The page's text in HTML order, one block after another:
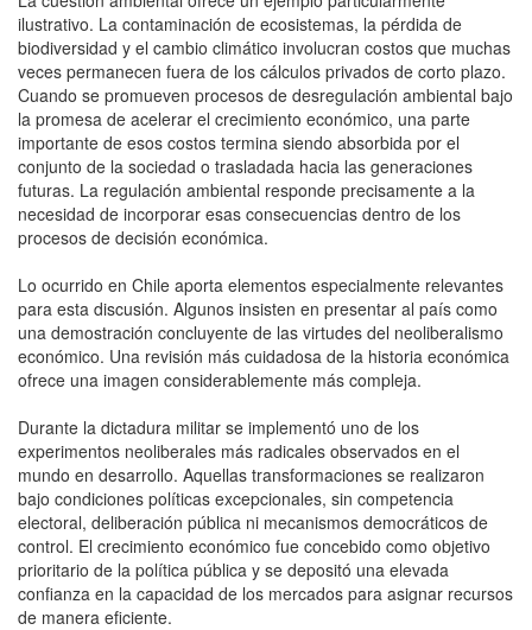
ilustrativo. La contaminación de ecosistemas, la pérdida de
biodiversidad y el cambio climático involucran costos que muchas
veces permanecen fuera de los cálculos privados de corto plazo.
Cuando se promueven procesos de desregulación ambiental bajo
la promesa de acelerar el crecimiento económico, una parte
importante de esos costos termina siendo absorbida por el
conjunto de la sociedad o trasladada hacia las generaciones
futuras. La regulación ambiental responde precisamente a la
necesidad de incorporar esas consecuencias dentro de los
procesos de decisión económica.
Lo ocurrido en Chile aporta elementos especialmente relevantes
para esta discusión. Algunos insisten en presentar al país como
una demostración concluyente de las virtudes del neoliberalismo
económico. Una revisión más cuidadosa de la historia económica
ofrece una imagen considerablemente más compleja.
Durante la dictadura militar se implementó uno de los
experimentos neoliberales más radicales observados en el
mundo en desarrollo. Aquellas transformaciones se realizaron
bajo condiciones políticas excepcionales, sin competencia
electoral, deliberación pública ni mecanismos democráticos de
control. El crecimiento económico fue concebido como objetivo
prioritario de la política pública y se depositó una elevada
confianza en la capacidad de los mercados para asignar recursos
de manera eficiente.